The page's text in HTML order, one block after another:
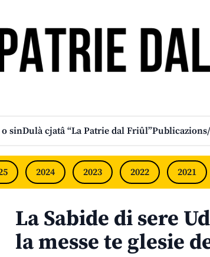
sinDulà cjatâ “La Patrie dal Friûl”
2024 2023 2022 2021
La Sabide di sere
la messe te glesie